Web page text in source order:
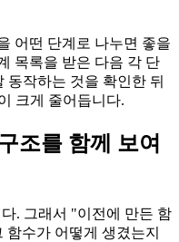
어떤 단계로 나누면 좋을
목록을 받은 다음 각 단
동작하는 것을 확인한 뒤
크게 줄어듭니다.
조를 함께 보여
. 그래서 "이전에 만든 함
수가 어떻게 생겼는지